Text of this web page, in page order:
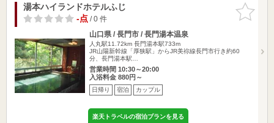
お気に入
りに追加
湯本ハイランドホテルふじ
-点/ 0 件
山口県 / 長門市 / 長門湯本温泉
人丸駅11.72km 長門湯本駅733m
JR山陽新幹線「厚狭駅」からJR美祢線長門市行き約60
分、長門湯本駅…
営業時間 10:30～20:00
入浴料金 880円～
日帰り 宿泊 カップル
楽天トラベルの宿泊プランを見る